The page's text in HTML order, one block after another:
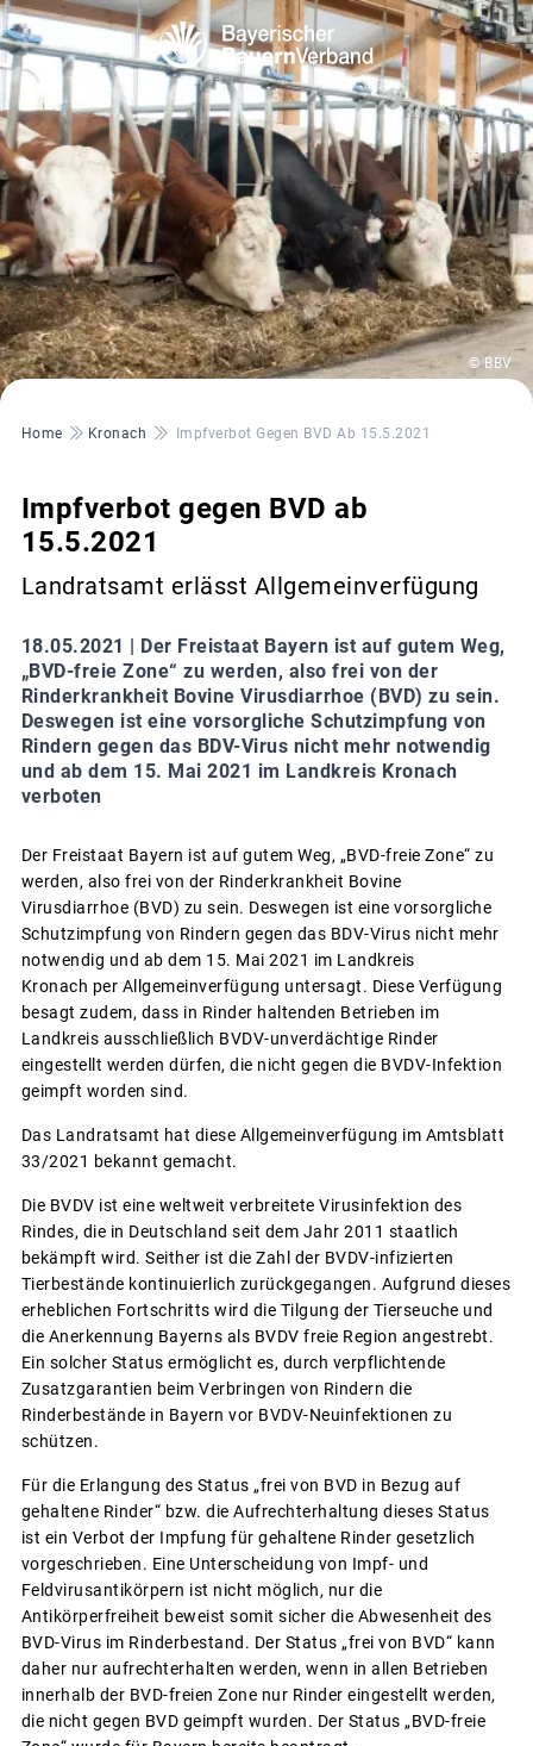
© BBV
Pfadnavigation
Home Kronach Impfverbot Gegen BVD Ab 15.5.2021
Impfverbot gegen BVD ab
15.5.2021
Landratsamt erlässt Allgemeinverfügung
18.05.2021 | Der Freistaat Bayern ist auf gutem Weg,
„BVD-freie Zone“ zu werden, also frei von der
Rinderkrankheit Bovine Virusdiarrhoe (BVD) zu sein.
Deswegen ist eine vorsorgliche Schutzimpfung von
Rindern gegen das BDV-Virus nicht mehr notwendig
und ab dem 15. Mai 2021 im Landkreis Kronach
verboten
Der Freistaat Bayern ist auf gutem Weg, „BVD-freie Zone“ zu
werden, also frei von der Rinderkrankheit Bovine
Virusdiarrhoe (BVD) zu sein. Deswegen ist eine vorsorgliche
Schutzimpfung von Rindern gegen das BDV-Virus nicht mehr
notwendig und ab dem 15. Mai 2021 im Landkreis
Kronach per Allgemeinverfügung untersagt. Diese Verfügung
besagt zudem, dass in Rinder haltenden Betrieben im
Landkreis ausschließlich BVDV-unverdächtige Rinder
eingestellt werden dürfen, die nicht gegen die BVDV-Infektion
geimpft worden sind.
Das Landratsamt hat diese Allgemeinverfügung im Amtsblatt
33/2021 bekannt gemacht.
Die BVDV ist eine weltweit verbreitete Virusinfektion des
Rindes, die in Deutschland seit dem Jahr 2011 staatlich
bekämpft wird. Seither ist die Zahl der BVDV-infizierten
Tierbestände kontinuierlich zurückgegangen. Aufgrund dieses
erheblichen Fortschritts wird die Tilgung der Tierseuche und
die Anerkennung Bayerns als BVDV freie Region angestrebt.
Ein solcher Status ermöglicht es, durch verpflichtende
Zusatzgarantien beim Verbringen von Rindern die
Rinderbestände in Bayern vor BVDV-Neuinfektionen zu
schützen.
Für die Erlangung des Status „frei von BVD in Bezug auf
gehaltene Rinder“ bzw. die Aufrechterhaltung dieses Status
ist ein Verbot der Impfung für gehaltene Rinder gesetzlich
vorgeschrieben. Eine Unterscheidung von Impf- und
Feldvirusantikörpern ist nicht möglich, nur die
Antikörperfreiheit beweist somit sicher die Abwesenheit des
BVD-Virus im Rinderbestand. Der Status „frei von BVD“ kann
daher nur aufrechterhalten werden, wenn in allen Betrieben
innerhalb der BVD-freien Zone nur Rinder eingestellt werden,
die nicht gegen BVD geimpft wurden. Der Status „BVD-freie